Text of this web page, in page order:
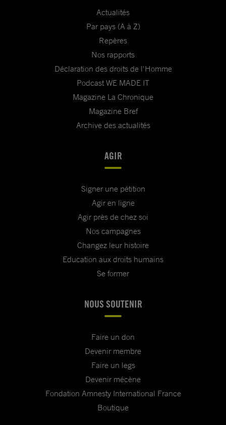
Actualités
Par pays (A à Z)
Repères
Nos rapports
Déclaration des droits de l'Homme
Podcast WE MADE IT
Magazine La Chronique
Magazine Bref
Archive des actualités
AGIR
Signer une pétition
Agir en ligne
Agir près de chez soi
Nos campagnes
Changez leur histoire
Education aux droits humains
Se former
NOUS SOUTENIR
Faire un don
Devenir membre
Faire un legs
Devenir mécène
Fondation Amnesty International France
Boutique